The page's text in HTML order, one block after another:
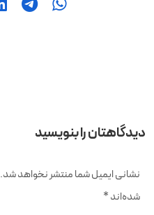
دیدگاهتان را بنویسید
نشانی ایمیل شما منتشر نخواهد شد.
شده‌اند*